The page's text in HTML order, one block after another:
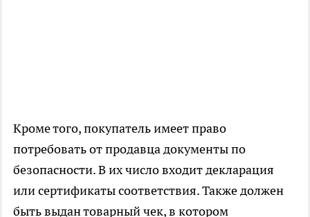
Кроме того, покупатель имеет право
потребовать от продавца документы по
безопасности. В их число входит декларация
или сертификаты соответствия. Также должен
быть выдан товарный чек, в котором